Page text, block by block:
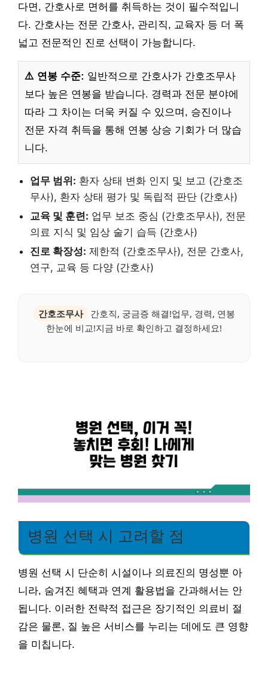
다면, 간호사로 면허를 취득하는 것이 필수적입니
다. 간호사는 전문 간호사, 관리직, 교육자 등 더 폭
넓고 전문적인 진로 선택이 가능합니다.
⚠️ 연봉 수준: 일반적으로 간호사가 간호조무사
보다 높은 연봉을 받습니다. 경력과 전문 분야에
따라 그 차이는 더욱 커질 수 있으며, 승진이나
전문 자격 취득을 통해 연봉 상승 기회가 더 많습
니다.
업무 범위: 환자 상태 변화 인지 및 보고 (간호조
무사), 환자 상태 평가 및 독립적 판단 (간호사)
교육 및 훈련: 업무 보조 중심 (간호조무사), 전문
의료 지식 및 임상 술기 습득 (간호사)
진로 확장성: 제한적 (간호조무사), 전문 간호사,
연구, 교육 등 다양 (간호사)
간호조무사
간호직, 궁금증 해결!업무, 경력, 연봉
한눈에 비교!지금 바로 확인하고 결정하세요!
병원 선택 시 고려할 점
병원 선택 시 단순히 시설이나 의료진의 명성뿐 아
니라, 숨겨진 혜택과 연계 활용법을 간과해서는 안
됩니다. 이러한 전략적 접근은 장기적인 의료비 절
감은 물론, 질 높은 서비스를 누리는 데에도 큰 영향
을 미칩니다.